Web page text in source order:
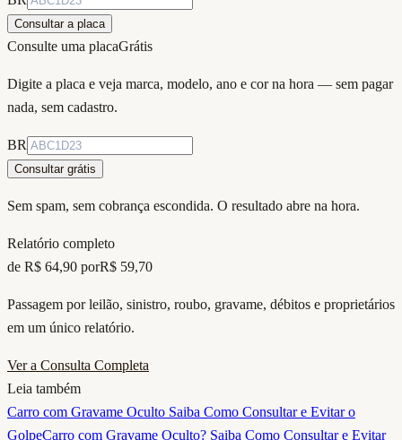
Consultar a placa
Consulte uma placaGrátis
Digite a placa e veja marca, modelo, ano e cor na hora — sem pagar
nada, sem cadastro.
BR
Consultar grátis
Sem spam, sem cobrança escondida. O resultado abre na hora.
Relatório completo
de R$ 64,90 porR$ 59,70
Passagem por leilão, sinistro, roubo, gravame, débitos e proprietários
em um único relatório.
Ver a Consulta Completa
Leia também
Carro com Gravame Oculto Saiba Como Consultar e Evitar o
GolpeCarro com Gravame Oculto? Saiba Como Consultar e Evitar